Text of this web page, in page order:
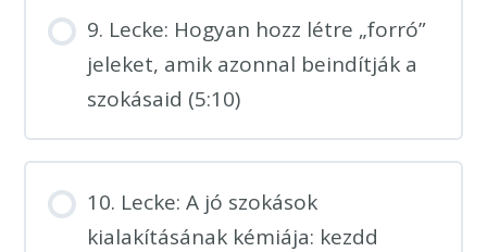
9. Lecke: Hogyan hozz létre „forró”
jeleket, amik azonnal beindítják a
szokásaid (5:10)
10. Lecke: A jó szokások
kialakításának kémiája: kezdd